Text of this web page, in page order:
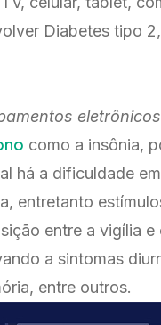
Diabetes tipo
como a insônia,
há a dificuldade
entretanto
entre a vigília e
a sintomas
entre outros.